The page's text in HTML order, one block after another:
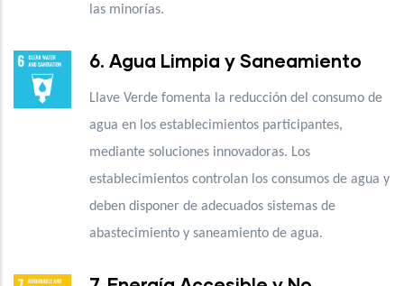
las minorías.
6. Agua Limpia y Saneamiento
Llave Verde fomenta la reducción del consumo de
agua en los establecimientos participantes,
mediante soluciones innovadoras. Los
establecimientos controlan los consumos de agua y
deben disponer de adecuados sistemas de
abastecimiento y saneamiento de agua.